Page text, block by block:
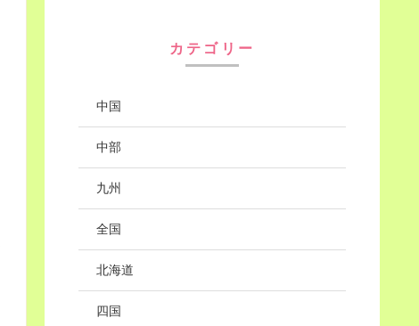
カテゴリー
中国
中部
九州
全国
北海道
四国